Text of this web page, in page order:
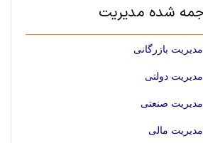
شده مديريت
بازرگانی
دولتی
صنعتی
مالی